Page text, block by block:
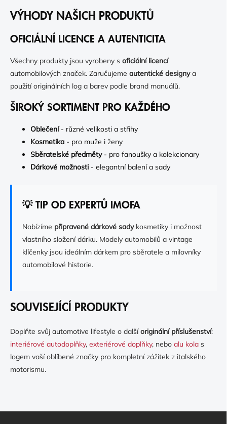
VÝHODY NAŠICH PRODUKTŮ
OFICIÁLNÍ LICENCE A AUTENTICITA
Všechny produkty jsou vyrobeny s oficiální licencí
automobilových značek. Zaručujeme autentické designya
použití originálních log a barev podle brand manuálů.
ŠIROKÝ SORTIMENT PRO KAŽDÉHO
Oblečení- různé velikosti a střihy
Kosmetika - pro muže i ženy
Sběratelské předměty- pro fanoušky a kolekcionary
Dárkové možnosti - elegantní balení a sady
💡 TIP OD EXPERTŮ IMOFA
Nabízíme připravené dárkové sadykosmetiky i možnost
vlastního složení dárku. Modely automobilů a vintage
klíčenky jsou ideálním dárkem pro sběratele a milovníky
automobilové historie.
SOUVISEJÍCÍ PRODUKTY
Doplňte svůj automotive lifestyle o dalšíoriginální příslušenství:
interiérové autodoplňky, exteriérové doplňky, nebo alu kola s
logem vaší oblíbené značky pro kompletní zážitek z italského
motorismu.